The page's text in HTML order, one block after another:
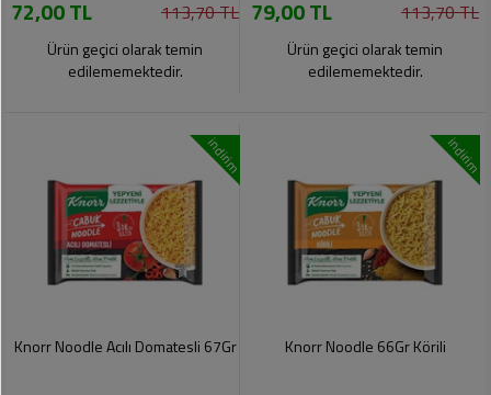
72,00 TL 113,70 TL
Ürün geçici olarak temin
edilememektedir.
79,00 TL 113,70 TL
Ürün geçici olarak temin
edilememektedir.
indirim
Knorr Noodle Acılı Domatesli 67Gr
indirim
Knorr Noodle 66Gr Körili